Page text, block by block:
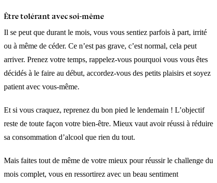
Être tolérant avec soi-même
Il se peut que durant le mois, vous vous sentiez parfois à part, irrité
ou à même de céder. Ce n’est pas grave, c’est normal, cela peut
arriver. Prenez votre temps, rappelez-vous pourquoi vous vous êtes
décidés à le faire au début, accordez-vous des petits plaisirs et soyez
patient avec vous-même.
Et si vous craquez, reprenez du bon pied le lendemain ! L’objectif
reste de toute façon votre bien-être. Mieux vaut avoir réussi à réduire
sa consommation d’alcool que rien du tout.
Mais faites tout de même de votre mieux pour réussir le challenge du
mois complet, vous en ressortirez avec un beau sentiment